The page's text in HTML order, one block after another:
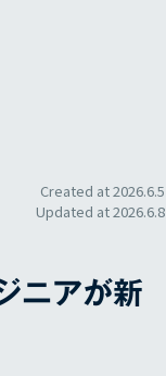
Created at2026.6.5
Updated at2026.6.8
ニアが新